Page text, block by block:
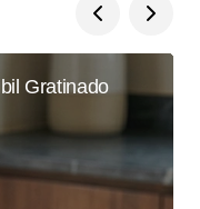
Gratinado